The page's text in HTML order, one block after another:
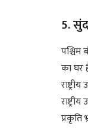
5.
पश्चिम
का घर
प्रकृति